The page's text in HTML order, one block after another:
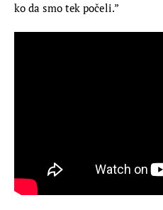
ko da smo tek počeli.”